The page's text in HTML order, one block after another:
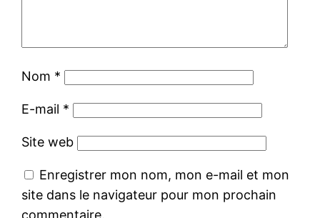
Nom *
E-mail *
Site web
Enregistrer mon nom, mon e-mail et mon
site dans le navigateur pour mon prochain
commentaire.